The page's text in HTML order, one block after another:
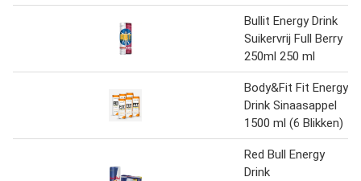
Bullit Energy Drink
Suikervrij Full Berry
250ml 250 ml
Body&Fit Fit Energy
Drink Sinaasappel
1500 ml (6 Blikken)
Red Bull Energy
Drink